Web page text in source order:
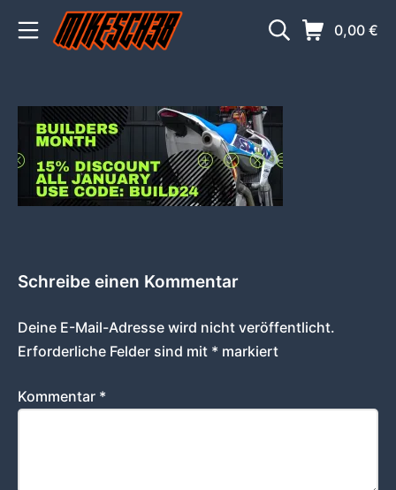
InhaltMobile Menü Suche
Warenkorb
0,00 €
Schreibe einen Kommentar
Deine E-Mail-Adresse wird nicht veröffentlicht.
Erforderliche Felder sind mit * markiert
Kommentar *